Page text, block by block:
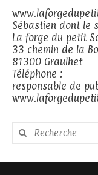
Contact
Sébastien dont le
La forge du petit
33 chemin de la
81300 Graulhet
Téléphone :
responsable de
Rechercher
: